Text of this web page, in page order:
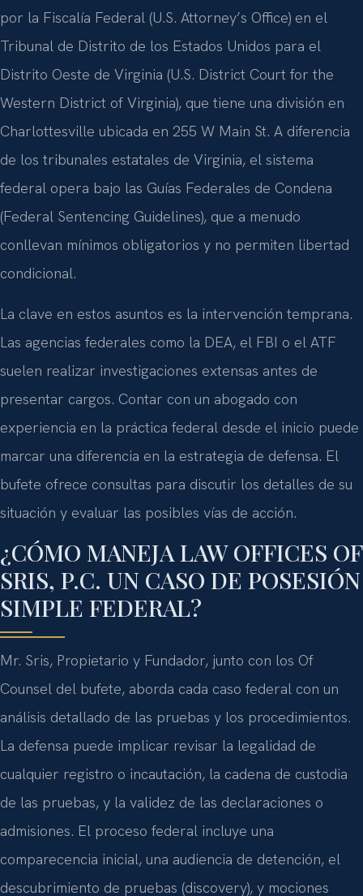
por la Fiscalía Federal (U.S. Attorney’s Office) en el
Tribunal de Distrito de los Estados Unidos para el
Distrito Oeste de Virginia (U.S. District Court for the
Western District of Virginia), que tiene una división en
Charlottesville ubicada en 255 W Main St. A diferencia
de los tribunales estatales de Virginia, el sistema
federal opera bajo las Guías Federales de Condena
(Federal Sentencing Guidelines), que a menudo
conllevan mínimos obligatorios y no permiten libertad
condicional.
La clave en estos asuntos es la intervención temprana.
Las agencias federales como la DEA, el FBI o el ATF
suelen realizar investigaciones extensas antes de
presentar cargos. Contar con un abogado con
experiencia en la práctica federal desde el inicio puede
marcar una diferencia en la estrategia de defensa. El
bufete ofrece consultas para discutir los detalles de su
situación y evaluar las posibles vías de acción.
¿CÓMO MANEJA LAW OFFICES OF
SRIS, P.C. UN CASO DE POSESIÓN
SIMPLE FEDERAL?
Mr. Sris, Propietario y Fundador, junto con los Of
Counsel del bufete, aborda cada caso federal con un
análisis detallado de las pruebas y los procedimientos.
La defensa puede implicar revisar la legalidad de
cualquier registro o incautación, la cadena de custodia
de las pruebas, y la validez de las declaraciones o
admisiones. El proceso federal incluye una
comparecencia inicial, una audiencia de detención, el
descubrimiento de pruebas (discovery), y mociones